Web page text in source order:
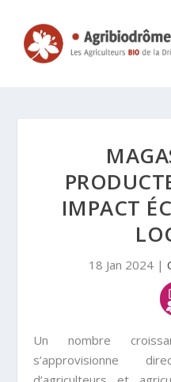
IMPACT
18 Jan 2024 |
Un nombre
s’approvisionne